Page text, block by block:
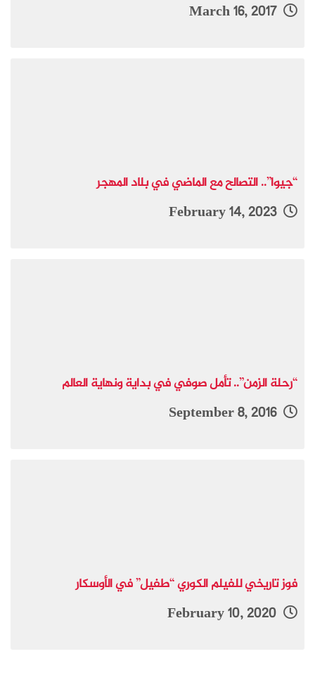
March 16, 2017
“جيوا”.. التصالح مع الماضي في بلاد المهجر
February 14, 2023
“رحلة الزمن”.. تأمل صوفي في بداية ونهاية العالم
September 8, 2016
فوز تاريخي للفيلم الكوري “طفيل” في الأوسكار